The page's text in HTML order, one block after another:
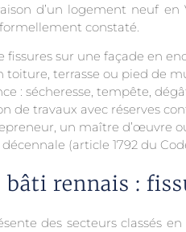
d’un logement neuf
constaté.
sur une façade en
toiture, terrasse ou pied de
: sécheresse, tempête,
de travaux avec réserves
un maître d’œuvre
(article 1792 du
bâti rennais :
des secteurs classés